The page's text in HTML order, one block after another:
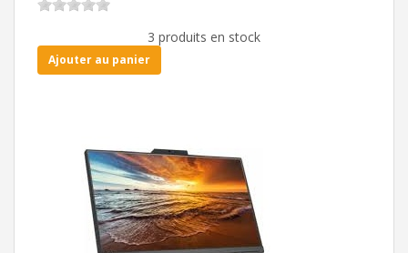
3 produits en stock
Ajouter au panier